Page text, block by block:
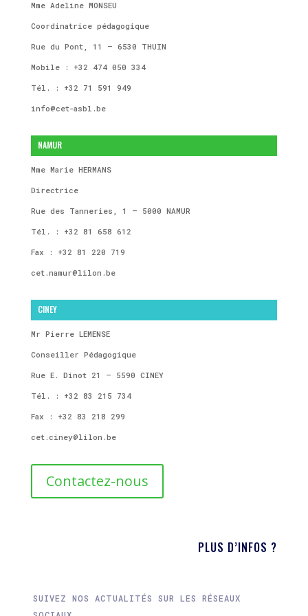
Mme Adeline MONSEU
Coordinatrice pédagogique
Rue du Pont, 11 – 6530 THUIN
Mobile : +32 474 050 334
Tél. : +32 71 591 949
info@cet-asbl.be
NAMUR
Mme Marie HERMANS
Directrice
Rue des Tanneries, 1 – 5000 NAMUR
Tél. : +32 81 658 612
Fax : +32 81 220 719
cet.namur@lilon.be
CINEY
Mr Pierre LEMENSE
Conseiller Pédagogique
Rue E. Dinot 21 – 5590 CINEY
Tél. : +32 83 215 734
Fax : +32 83 218 299
cet.ciney@lilon.be
Contactez-nous
PLUS D’INFOS ?
SUIVEZ NOS ACTUALITÉS SUR LES RÉSEAUX